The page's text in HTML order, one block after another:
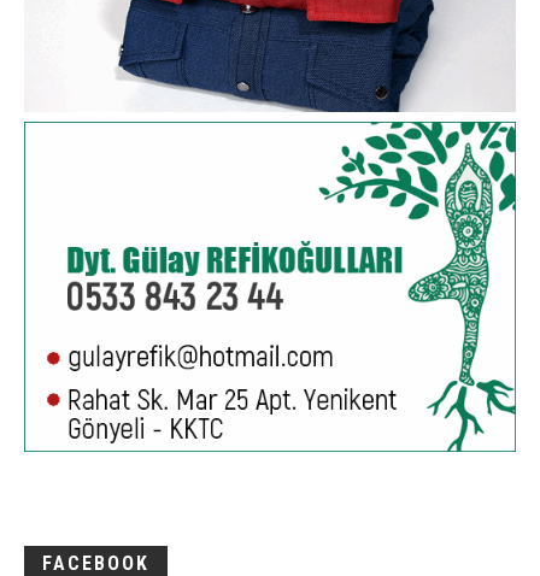
FACEBOOK